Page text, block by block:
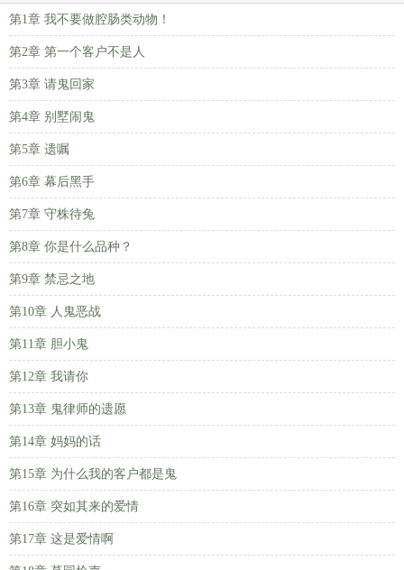
第1章 我不要做腔肠类动物！
第2章 第一个客户不是人
第3章 请鬼回家
第4章 别墅闹鬼
第5章 遗嘱
第6章 幕后黑手
第7章 守株待兔
第8章 你是什么品种？
第9章 禁忌之地
第10章 人鬼恶战
第11章 胆小鬼
第12章 我请你
第13章 鬼律师的遗愿
第14章 妈妈的话
第15章 为什么我的客户都是鬼
第16章 突如其来的爱情
第17章 这是爱情啊